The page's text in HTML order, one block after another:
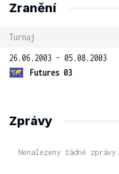
Zranění
Turnaj
26.06.2003 - 05.08.2003
Futures 03
Zprávy
Nenalezeny žádné zprávy.